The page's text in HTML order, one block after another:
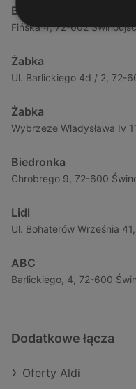
Biedronka
Fińska 4, 72-602
Żabka
Ul. Barlickiego 4d / 2, 72-
Żabka
Wybrzeze Władysława Iv
Biedronka
Chrobrego 9, 72-600
Lidl
Ul. Bohaterów Września
ABC
Barlickiego, 4, 72-600
Dodatkowe łącza
Oferty Aldi